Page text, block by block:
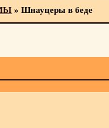
»Шнауцеры в беде